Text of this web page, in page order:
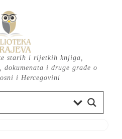
starih i rijetkih knjiga,
i druge građe o
i Hercegovini